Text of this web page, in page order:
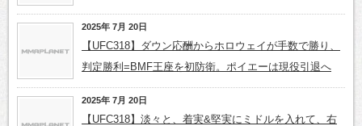
2025年 7月 20日
【UFC318】ダウン応酬からホロウェイが手数で勝り、
判定勝利=BMF王座を初防衛。ポイエーは現役引退へ
2025年 7月 20日
【UFC318】淡々と、着実&堅実にミドルを入れて、右